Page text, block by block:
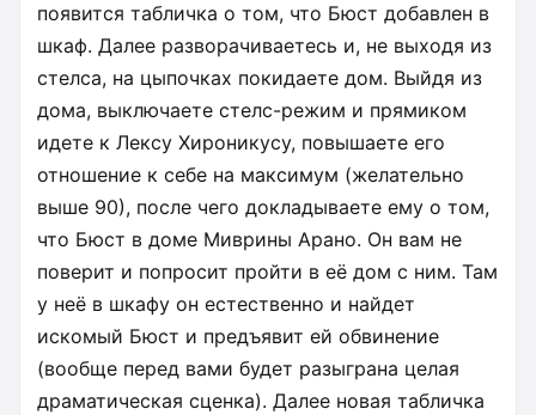
появится табличка о том, что Бюст добавлен в
шкаф. Далее разворачиваетесь и, не выходя из
стелса, на цыпочках покидаете дом. Выйдя из
дома, выключаете стелс-режим и прямиком
идете к Лексу Хироникусу, повышаете его
отношение к себе на максимум (желательно
выше 90), после чего докладываете ему о том,
что Бюст в доме Миврины Арано. Он вам не
поверит и попросит пройти в её дом с ним. Там
у неё в шкафу он естественно и найдет
искомый Бюст и предъявит ей обвинение
(вообще перед вами будет разыграна целая
драматическая сценка). Далее новая табличка